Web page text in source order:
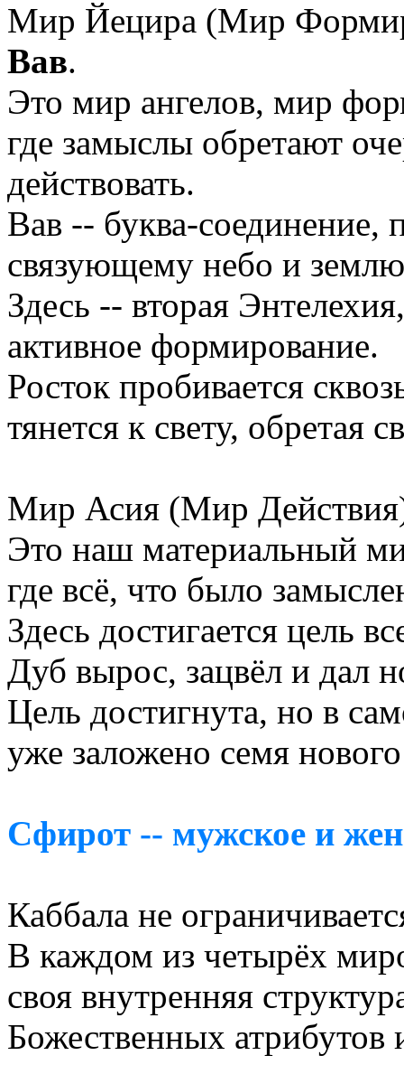
Мир Йецира (Мир
Вав.
Это мир ангелов, мир
где замыслы обретают
действовать.
Вав -- буква-соединение,
связующему небо и
Здесь -- вторая
активное формирование.
Росток пробивается
тянется к свету, обретая
Мир Асия (Мир Действия)
Это наш материальный
где всё, что было
Здесь достигается цель
Дуб вырос, зацвёл и дал
Цель достигнута, но в
уже заложено семя
Сфирот -- мужское и
Каббала не
В каждом из четырёх
своя внутренняя
Божественных атрибутов